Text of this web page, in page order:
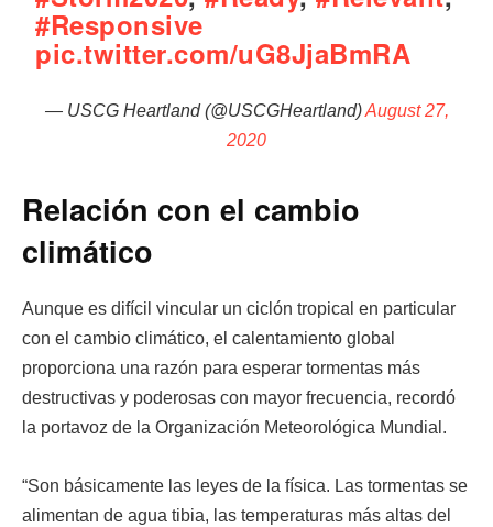
#Responsive
pic.twitter.com/uG8JjaBmRA
— USCG Heartland (@USCGHeartland)August 27,
2020
Relación con el cambio
climático
Aunque es difícil vincular un ciclón tropical en particular
con el cambio climático, el calentamiento global
proporciona una razón para esperar tormentas más
destructivas y poderosas con mayor frecuencia, recordó
la portavoz de la Organización Meteorológica Mundial.
“Son básicamente las leyes de la física. Las tormentas se
alimentan de agua tibia, las temperaturas más altas del